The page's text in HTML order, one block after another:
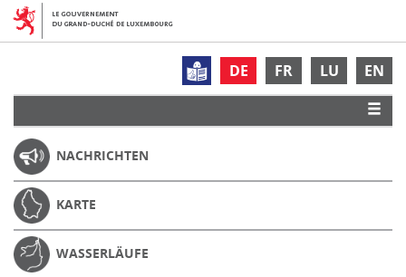
DE FR LU EN
NACHRICHTEN
KARTE
WASSERLÄUFE